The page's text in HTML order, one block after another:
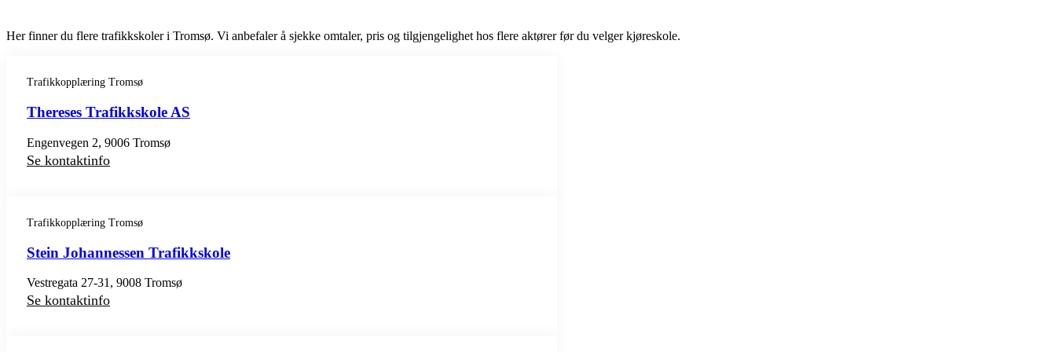
Her finner du flere trafikkskoler i Tromsø. Vi anbefaler å sjekke omtaler, pris og tilgjengelighet hos flere aktører før du velger kjøreskole.
Trafikkopplæring Tromsø
Thereses Trafikkskole AS
Engenvegen 2, 9006 Tromsø
Se kontaktinfo
Trafikkopplæring Tromsø
Stein Johannessen Trafikkskole
Vestregata 27-31, 9008 Tromsø
Se kontaktinfo